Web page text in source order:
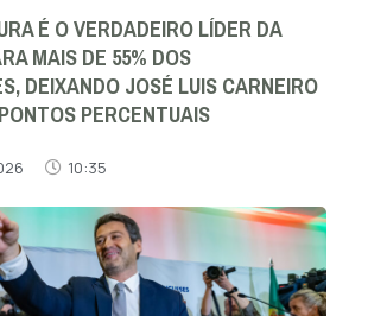
É O VERDADEIRO LÍDER DA
MAIS DE 55% DOS
DEIXANDO JOSÉ LUIS CARNEIRO
PERCENTUAIS
10:35